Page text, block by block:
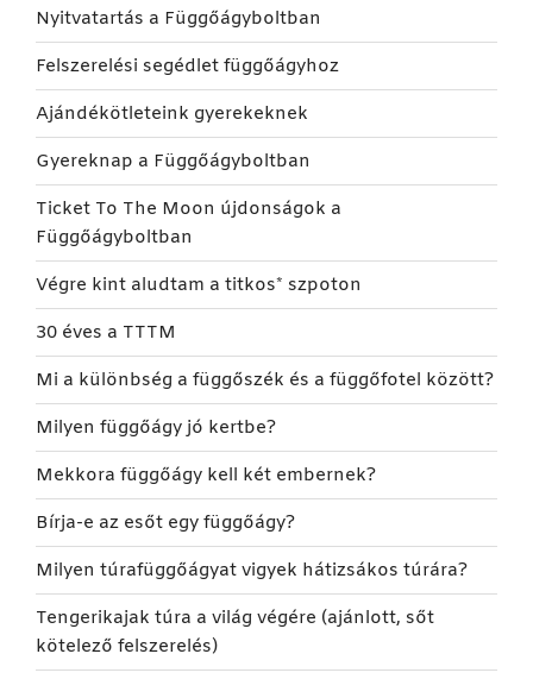
Nyitvatartás a Függőágyboltban
Felszerelési segédlet függőágyhoz
Ajándékötleteink gyerekeknek
Gyereknap a Függőágyboltban
Ticket To The Moon újdonságok a
Függőágyboltban
Végre kint aludtam a titkos* szpoton
30 éves a TTTM
Mi a különbség a függőszék és a függőfotel között?
Milyen függőágy jó kertbe?
Mekkora függőágy kell két embernek?
Bírja-e az esőt egy függőágy?
Milyen túrafüggőágyat vigyek hátizsákos túrára?
Tengerikajak túra a világ végére (ajánlott, sőt
kötelező felszerelés)